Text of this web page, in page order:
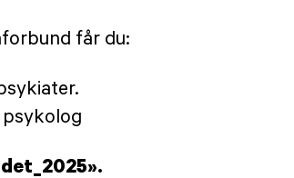
får du: